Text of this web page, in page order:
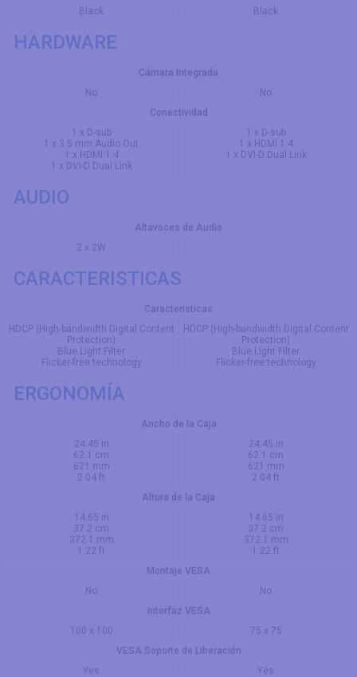
Black
Black
HARDWARE
Cámara Integrada
No
No
Conectividad
1 x D-sub
1 x 3.5 mm Audio Out
1 x HDMI 1.4
1 x DVI-D Dual Link
1 x D-sub
1 x HDMI 1.4
1 x DVI-D Dual Link
AUDIO
Altavoces de Audio
2 x 2W
CARACTERISTICAS
Caracteristicas
HDCP (High-bandwidth Digital Content
Protection)
Blue Light Filter
Flicker-free technology
HDCP (High-bandwidth Digital Content
Protection)
Blue Light Filter
Flicker-free technology
ERGONOMÍA
Ancho de la Caja
24.45 in
62.1 cm
621 mm
2.04 ft
24.45 in
62.1 cm
621 mm
2.04 ft
Altura de la Caja
14.65 in
37.2 cm
372.1 mm
1.22 ft
14.65 in
37.2 cm
372.1 mm
1.22 ft
Montaje VESA
No
No
Interfaz VESA
100 x 100
75 x 75
VESA Soporte de Liberación
Yes
Yes